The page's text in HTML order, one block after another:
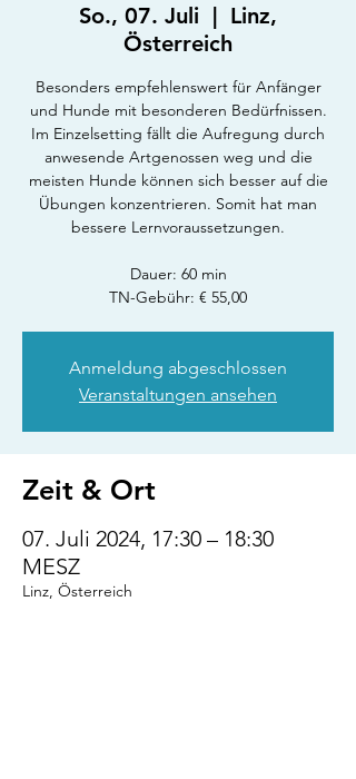
So., 07. Juli
  |
Linz,
Österreich
Besonders empfehlenswert für Anfänger
und Hunde mit besonderen Bedürfnissen.
Im Einzelsetting fällt die Aufregung durch
anwesende Artgenossen weg und die
meisten Hunde können sich besser auf die
Übungen konzentrieren. Somit hat man
bessere Lernvoraussetzungen.
Dauer: 60 min
TN-Gebühr: € 55,00
Anmeldung abgeschlossen
Veranstaltungen ansehen
Zeit & Ort
07. Juli 2024, 17:30 – 18:30
MESZ
Linz, Österreich